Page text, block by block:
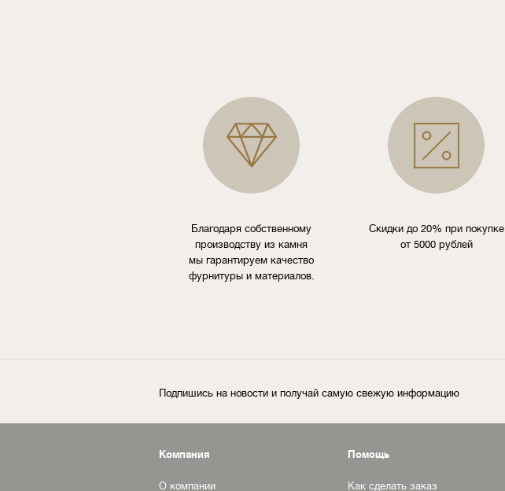
Благодаря собственному
производству из камня
мы гарантируем качество
фурнитуры и материалов.
Скидки до 20% при покупке
от 5000 рублей
Подпишись на новости и получай самую свежую информацию
Компания
О компании
Помощь
Как сделать заказ